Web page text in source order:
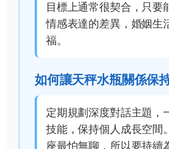
目標上通常很契合，只要
情感表達的差異，婚姻生
福。
如何讓天秤水瓶關係保
定期規劃深度對話主題，
技能，保持個人成長空間
座最怕無聊，所以要持續